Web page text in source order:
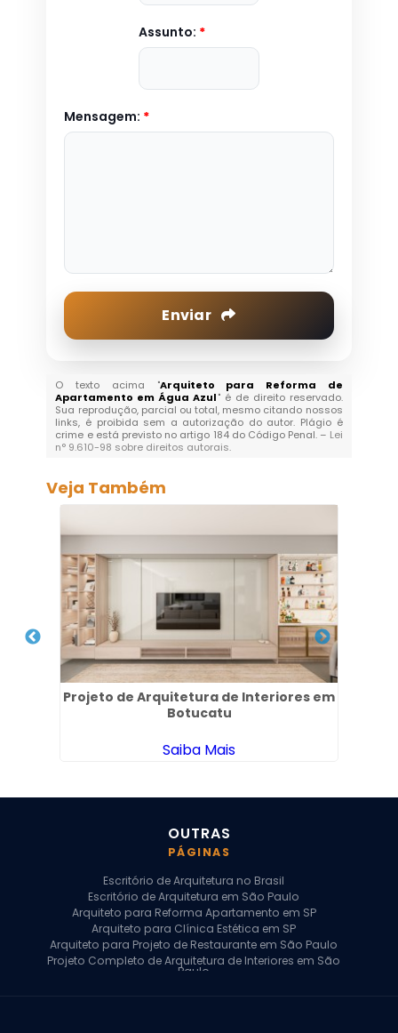
Assunto: *
Mensagem: *
Enviar
O texto acima "Arquiteto para Reforma de
Apartamento em Água Azul" é de direito reservado.
Sua reprodução, parcial ou total, mesmo citando nossos
links, é proibida sem a autorização do autor. Plágio é
crime e está previsto no artigo 184 do Código Penal. – Lei
n° 9.610-98 sobre direitos autorais.
Veja Também
Projeto de Arquitetura de Interiores em
Botucatu
Saiba Mais
OUTRAS
PÁGINAS
Escritório de Arquitetura no Brasil
Escritório de Arquitetura em São Paulo
Arquiteto para Reforma Apartamento em SP
Arquiteto para Clínica Estética em SP
Arquiteto para Projeto de Restaurante em São Paulo
Projeto Completo de Arquitetura de Interiores em São
Paulo